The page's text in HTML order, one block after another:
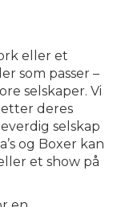
eller et
som passer –
selskaper. Vi
deres
selskap
og Boxer kan
et show på